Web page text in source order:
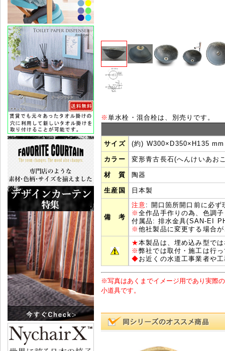
※単水栓・混合栓は、別売りです。
サイズ (約) W300×D350×H135 mm
カラー 変形青古長石(へんけいあお
材 質 陶器
生産国 日本製
備 考
注意: 開口箇所開口前に必ず
※全作品手作りの為、色調
付属品: 排水金具(SAN-EI
※他社製品に変更する場合
★本製品は、埋め込み型で
※弊社では取付・施工は行
◆お近くの水道工事業者や
※写真はあくまでイメージ用であり実際
小道具です。